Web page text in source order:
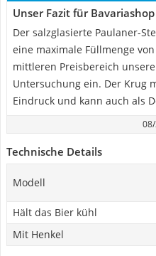
Unser Fazit für
Der salzglasierte Paulaner-
eine maximale Füllmenge
mittleren Preisbereich
Untersuchung ein. Der Krug
Eindruck und kann auch als
Technische Details
Modell
Hält das Bier kühl
Mit Henkel